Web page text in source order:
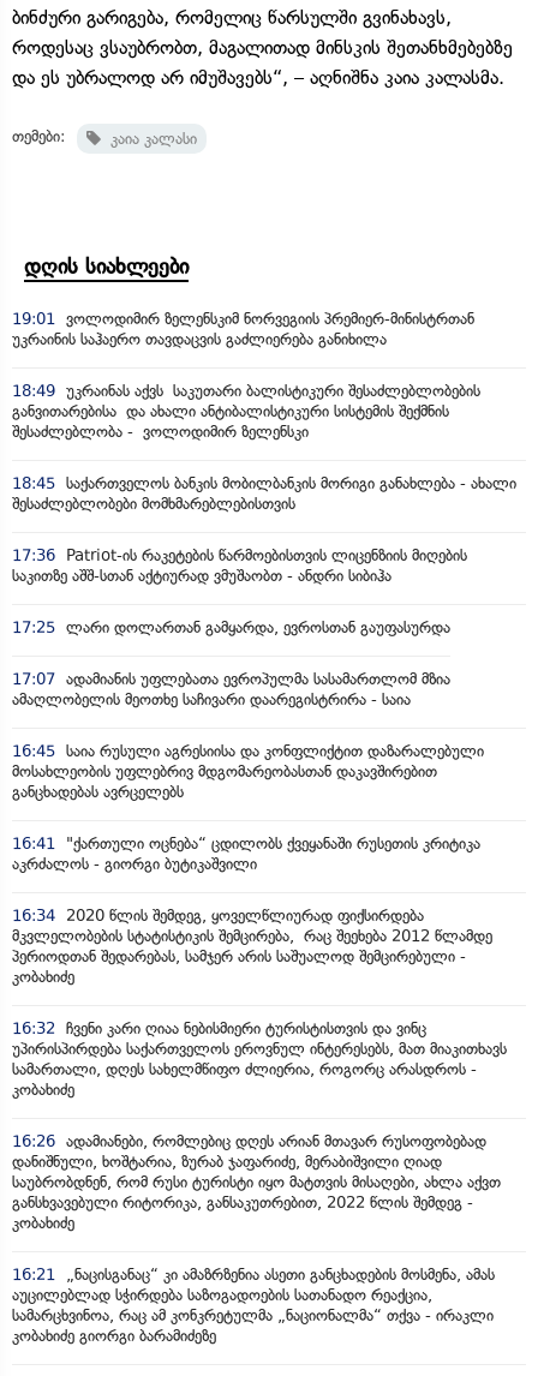
ბინძური გარიგება, რომელიც წარსულში გვინახავს,
როდესაც ვსაუბრობთ, მაგალითად მინსკის შეთანხმებებზე
და ეს უბრალოდ არ იმუშავებს“, – აღნიშნა კაია კალასმა.
თემები: კაია კალასი
დღის სიახლეები
19:01
ვოლოდიმირ ზელენსკიმ ნორვეგიის პრემიერ-მინისტრთან
უკრაინის საჰაერო თავდაცვის გაძლიერება განიხილა
18:49 უკრაინას აქვს საკუთარი ბალისტიკური შესაძლებლობების
განვითარებისა და ახალი ანტიბალისტიკური სისტემის შექმნის
შესაძლებლობა - ვოლოდიმირ ზელენსკი
18:45 საქართველოს ბანკის მობილბანკის მორიგი განახლება - ახალი
შესაძლებლობები მომხმარებლებისთვის
17:36
Patriot-ის რაკეტების წარმოებისთვის ლიცენზიის მიღების
საკითზე აშშ-სთან აქტიურად ვმუშაობთ - ანდრი სიბიჰა
17:25 ლარი დოლართან გამყარდა, ევროსთან გაუფასურდა
17:07 ადამიანის უფლებათა ევროპულმა სასამართლომ მზია
ამაღლობელის მეოთხე საჩივარი დაარეგისტრირა - საია
16:45 საია რუსული აგრესიისა და კონფლიქტით დაზარალებული
მოსახლეობის უფლებრივ მდგომარეობასთან დაკავშირებით
განცხადებას ავრცელებს
16:41
"ქართული ოცნება“ ცდილობს ქვეყანაში რუსეთის კრიტიკა
აკრძალოს - გიორგი ბუტიკაშვილი
16:34
2020 წლის შემდეგ, ყოველწლიურად ფიქსირდება
მკვლელობების სტატისტიკის შემცირება, რაც შეეხება 2012 წლამდე
პერიოდთან შედარებას, სამჯერ არის საშუალოდ შემცირებული -
კობახიძე
16:32
ჩვენი კარი ღიაა ნებისმიერი ტურისტისთვის და ვინც
უპირისპირდება საქართველოს ეროვნულ ინტერესებს, მათ მიაკითხავს
სამართალი, დღეს სახელმწიფო ძლიერია, როგორც არასდროს -
კობახიძე
16:26 ადამიანები, რომლებიც დღეს არიან მთავარ რუსოფობებად
დანიშნული, ხოშტარია, ზურაბ ჯაფარიძე, მერაბიშვილი ღიად
საუბრობდნენ, რომ რუსი ტურისტი იყო მატთვის მისაღები, ახლა აქვთ
განსხვავებული რიტორიკა, განსაკუთრებით, 2022 წლის შემდეგ -
კობახიძე
16:21
„ნაცისგანაც“ კი ამაზრზენია ასეთი განცხადების მოსმენა, ამას
აუცილებლად სჭირდება საზოგადოების სათანადო რეაქცია,
სამარცხვინოა, რაც ამ კონკრეტულმა „ნაციონალმა“ თქვა - ირაკლი
კობახიძე გიორგი ბარამიძეზე